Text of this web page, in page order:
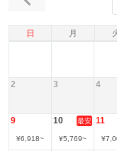
日 月
2 3 4
9
¥6,918~
10 最安
¥5,769~
11
¥